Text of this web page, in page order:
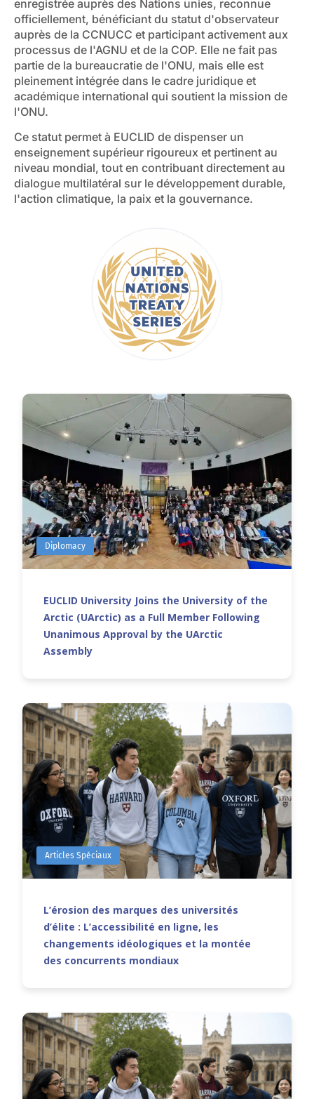
enregistrée auprès des Nations unies, reconnue
officiellement, bénéficiant du statut d'observateur
auprès de la CCNUCC et participant activement aux
processus de l'AGNU et de la COP. Elle ne fait pas
partie de la bureaucratie de l'ONU, mais elle est
pleinement intégrée dans le cadre juridique et
académique international qui soutient la mission de
l'ONU.
Ce statut permet à EUCLID de dispenser un
enseignement supérieur rigoureux et pertinent au
niveau mondial, tout en contribuant directement au
dialogue multilatéral sur le développement durable,
l'action climatique, la paix et la gouvernance.
Diplomacy
EUCLID University Joins the University of the
Arctic (UArctic) as a Full Member Following
Unanimous Approval by the UArctic
Assembly
Articles Spéciaux
L’érosion des marques des universités
d’élite : L’accessibilité en ligne, les
changements idéologiques et la montée
des concurrents mondiaux